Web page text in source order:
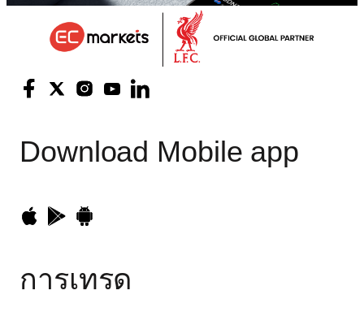
Download Mobile app
การเทรด